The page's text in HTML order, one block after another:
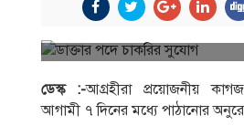
ডেস্ক :-আগ্রহীরা প্রয়ােজনীয়
আগামী ৭ দিনের মধ্যে পাঠানাের